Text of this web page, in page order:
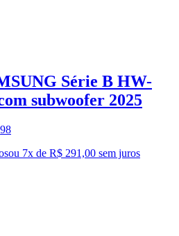
Série B HW-
subwoofer 2025
98
ou 7x de R$ 291,00 sem juros